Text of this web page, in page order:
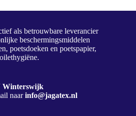
als betrouwbare leverancier
beschermingsmiddelen
poetsdoeken en poetspapier,
Winterswijk
naarinfo@jagatex.nl